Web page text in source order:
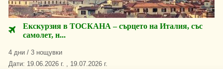
Екскурзия в ТОСКАНА – сърцето на Италия, със
самолет, н...
4 дни / 3 нощувки
Дати: 19.06.2026 г. , 19.07.2026 г.